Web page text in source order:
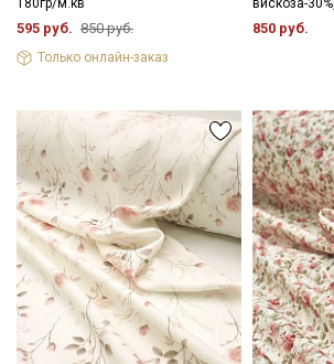
Внимание! На ткани могут встречаться
нити, редко узелки на утолщениях,
вплетения нитей другого цвета, дефекты
±2см.
При продаже отрез режем по нитке.
отреза, не срезать неровность, а
по диагонали, чтобы нити распрямились
перекос исправился. Просим учитывать
595 руб. 850 руб.
Только онлайн-заказ
850 руб.